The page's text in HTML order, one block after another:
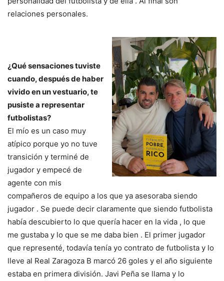
relaciones personales.
¿Qué sensaciones tuviste
cuando, después de haber
vivido en un vestuario, te
pusiste a representar
futbolistas?
El mío es un caso muy
atípico porque yo no tuve
transición y terminé de
jugador y empecé de
agente con mis
compañeros de equipo a los que ya asesoraba siendo
jugador . Se puede decir claramente que siendo futbolista
había descubierto lo que quería hacer en la vida , lo que
me gustaba y lo que se me daba bien . El primer jugador
que representé, todavía tenía yo contrato de futbolista y lo
lleve al Real Zaragoza B marcó 26 goles y el año siguiente
estaba en primera división. Javi Peña se llama y lo